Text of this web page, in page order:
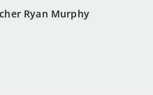
Ryan Murphy